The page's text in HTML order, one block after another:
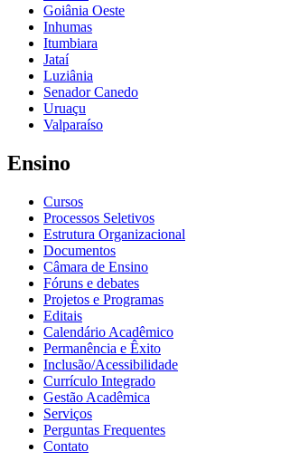
Goiânia Oeste
Inhumas
Itumbiara
Jataí
Luziânia
Senador Canedo
Uruaçu
Valparaíso
Ensino
Cursos
Processos Seletivos
Estrutura Organizacional
Documentos
Câmara de Ensino
Fóruns e debates
Projetos e Programas
Editais
Calendário Acadêmico
Permanência e Êxito
Inclusão/Acessibilidade
Currículo Integrado
Gestão Acadêmica
Serviços
Perguntas Frequentes
Contato